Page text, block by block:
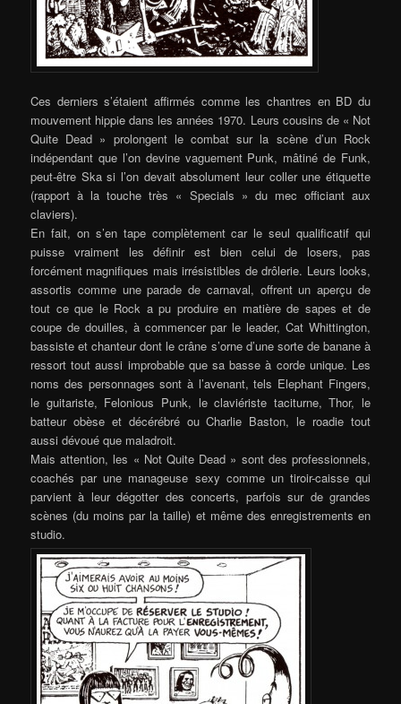
Ces derniers s’étaient affirmés comme les chantres en BD du
mouvement hippie dans les années 1970. Leurs cousins de « Not
Quite Dead » prolongent le combat sur la scène d’un Rock
indépendant que l’on devine vaguement Punk, mâtiné de Funk,
peut-être Ska si l’on devait absolument leur coller une étiquette
(rapport à la touche très « Specials » du mec officiant aux
claviers).
En fait, on s’en tape complètement car le seul qualificatif qui
puisse vraiment les définir est bien celui de losers, pas
forcément magnifiques mais irrésistibles de drôlerie. Leurs looks,
assortis comme une parade de carnaval, offrent un aperçu de
tout ce que le Rock a pu produire en matière de sapes et de
coupe de douilles, à commencer par le leader, Cat Whittington,
bassiste et chanteur dont le crâne s’orne d’une sorte de banane à
ressort tout aussi improbable que sa basse à corde unique. Les
noms des personnages sont à l’avenant, tels Elephant Fingers,
le guitariste, Felonious Punk, le claviériste taciturne, Thor, le
batteur obèse et décérébré ou Charlie Baston, le roadie tout
aussi dévoué que maladroit.
Mais attention, les « Not Quite Dead » sont des professionnels,
coachés par une manageuse sexy comme un tiroir-caisse qui
parvient à leur dégotter des concerts, parfois sur de grandes
scènes (du moins par la taille) et même des enregistrements en
studio.